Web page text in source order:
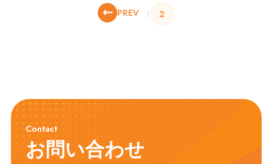
PREV 1 2
Contact
お問い合わせ